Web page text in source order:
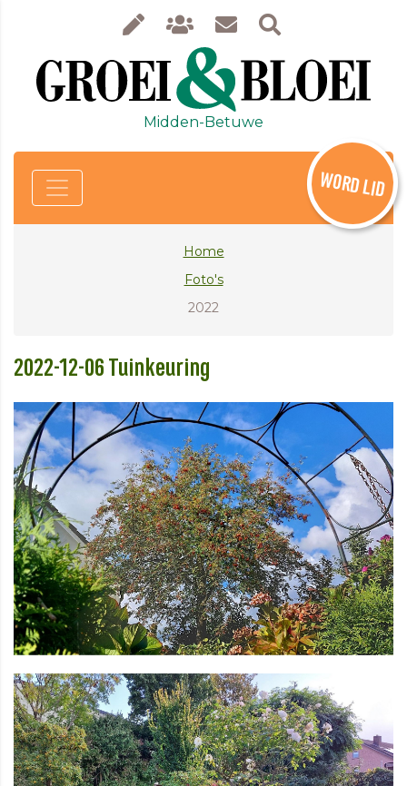
Midden-Betuwe
WORD LID
Home
Foto's
2022
2022-12-06 Tuinkeuring